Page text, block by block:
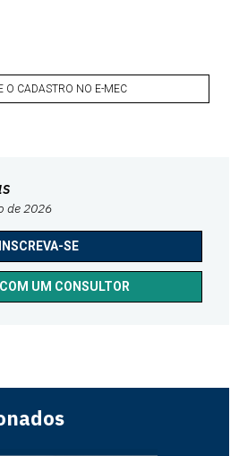
O CADASTRO NO E-MEC
de 2026
INSCREVA-SE
COM UM CONSULTOR